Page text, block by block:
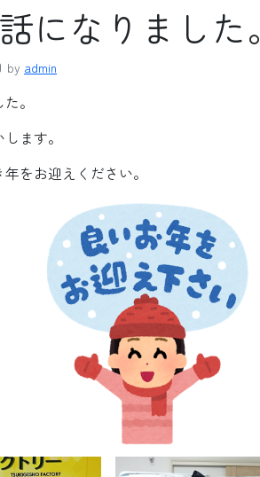
になりました。
by admin
。
ます。
をお迎えください。